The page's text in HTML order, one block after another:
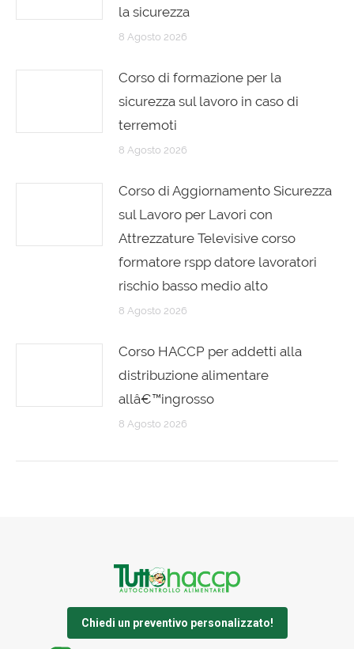
la sicurezza
8 Agosto 2026
Corso di formazione per la
sicurezza sul lavoro in caso di
terremoti
8 Agosto 2026
Corso di Aggiornamento Sicurezza
sul Lavoro per Lavori con
Attrezzature Televisive corso
formatore rspp datore lavoratori
rischio basso medio alto
8 Agosto 2026
Corso HACCP per addetti alla
distribuzione alimentare
allâ€™ingrosso
8 Agosto 2026
Chiedi un preventivo personalizzato!